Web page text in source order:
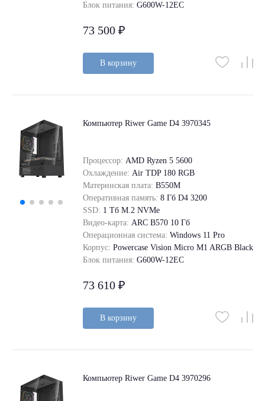
Блок питания: G600W-12EC
73 500 ₽
В корзину
Компьютер Riwer Game D4 3970345
Процессор: AMD Ryzen 5 5600
Охлаждение: Air TDP 180 RGB
Материнская плата: B550M
Оперативная память: 8 Гб D4 3200
SSD: 1 Tб M.2 NVMe
Видео-карта: ARC B570 10 Гб
Операционная система: Windows 11 Pro
Корпус: Powercase Vision Micro M1 ARGB Black
Блок питания: G600W-12EC
73 610 ₽
В корзину
Компьютер Riwer Game D4 3970296